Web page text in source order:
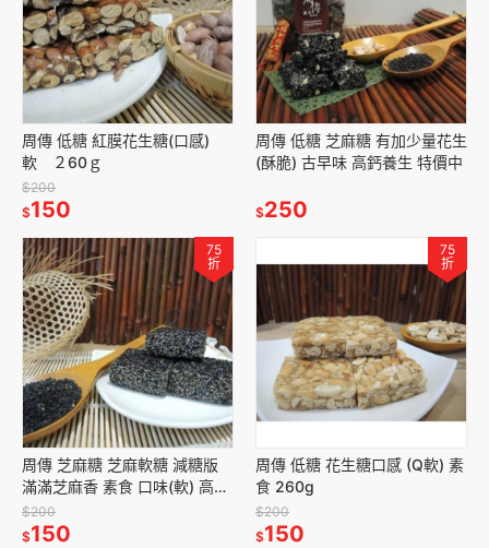
周傳 低糖 紅膜花生糖(口感)
軟 ２60ｇ
$200
$150
周傳 低糖 芝麻糖 有加少量花生
(酥脆) 古早味 高鈣養生 特價中
$250
75
折
周傳 芝麻糖 芝麻軟糖 減糖版
滿滿芝麻香 素食 口味(軟) 高鈣
養生 伴手禮.高雄 花生糖
$200
$150
75
折
周傳 低糖 花生糖口感 (Q軟) 素
食 260g
$200
$150